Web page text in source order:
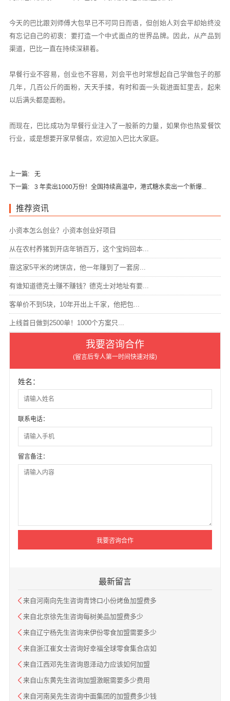
今天的巴比跟刘师傅大包早已不可同日而语，但创始人刘会平却始终没
有忘记自己的初衷：要打造一个中式面点的世界品牌。因此，从产品到
渠道，巴比一直在持续深耕着。
早餐行业不容易，创业也不容易，刘会平也时常想起自己学做包子的那
几年，几百公斤的面粉，天天手揉，有时和面一头栽进面缸里去，起来
以后满头都是面粉。
而现在，巴比成功为早餐行业注入了一股新的力量，如果你也热爱餐饮
行业，或是想要开家早餐店，欢迎加入巴比大家庭。
上一篇:
无
下一篇:
3 年卖出1000万份！全国持续高温中，港式糖水卖出一个新爆...
推荐资讯
小资本怎么创业？小资本创业好项目
从在农村养猪到开店年销百万，这个宝妈回本...
靠这家5平米的烤饼店，他一年赚到了一套房...
有谁知道德克士赚不赚钱？德克士对地址有要...
客单价不到5块，10年开出上千家，他把包...
上线首日做到2500单！1000个方案只...
我要咨询合作
(留言后专人第一时间快速对接)
姓名：
联系电话：
留言备注：
最新留言
来自河南向先生咨询青馋口小份烤鱼加盟费多
来自北京徐先生咨询每树美品加盟费多少
来自辽宁杨先生咨询来伊份零食加盟需要多少
来自浙江崔女士咨询好幸福全球零食集合店如
来自江西邓先生咨询恩泽动力应该如何加盟
来自山东黄先生咨询加盟激眠需要多少费用
来自河南吴先生咨询中面集团的加盟费多少钱